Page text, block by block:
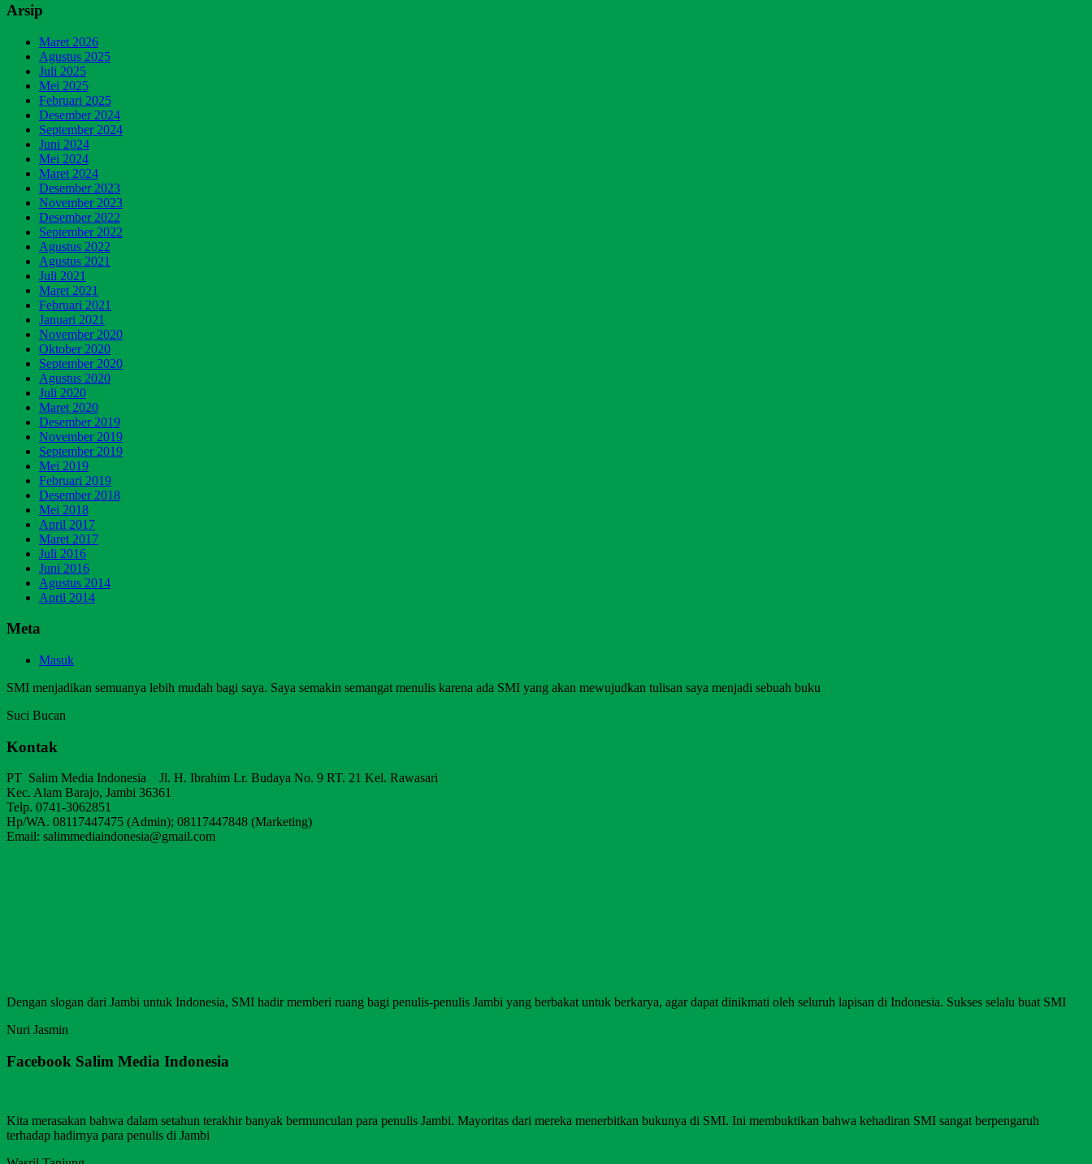
Arsip
Maret 2026
Agustus 2025
Juli 2025
Mei 2025
Februari 2025
Desember 2024
September 2024
Juni 2024
Mei 2024
Maret 2024
Desember 2023
November 2023
Desember 2022
September 2022
Agustus 2022
Agustus 2021
Juli 2021
Maret 2021
Februari 2021
Januari 2021
November 2020
Oktober 2020
September 2020
Agustus 2020
Juli 2020
Maret 2020
Desember 2019
November 2019
September 2019
Mei 2019
Februari 2019
Desember 2018
Mei 2018
April 2017
Maret 2017
Juli 2016
Juni 2016
Agustus 2014
April 2014
Meta
Masuk
SMI menjadikan semuanya lebih mudah bagi saya. Saya semakin semangat menulis karena ada SMI yang akan mewujudkan tulisan saya menjadi sebuah buku
Suci Bucan
Kontak
PT Salim Media Indonesia Jl. H. Ibrahim Lr. Budaya No. 9 RT. 21 Kel. Rawasari
Kec. Alam Barajo, Jambi 36361
Telp. 0741-3062851
Hp/WA. 08117447475 (Admin); 08117447848 (Marketing)
Email: salimmediaindonesia@gmail.com
Dengan slogan dari Jambi untuk Indonesia, SMI hadir memberi ruang bagi penulis-penulis Jambi yang berbakat untuk berkarya, agar dapat dinikmati oleh seluruh lapisan di Indonesia. Sukses selalu buat SMI
Nuri Jasmin
Facebook Salim Media Indonesia
Kita merasakan bahwa dalam setahun terakhir banyak bermunculan para penulis Jambi. Mayoritas dari mereka menerbitkan bukunya di SMI. Ini membuktikan bahwa kehadiran SMI sangat berpengaruh
terhadap hadirnya para penulis di Jambi